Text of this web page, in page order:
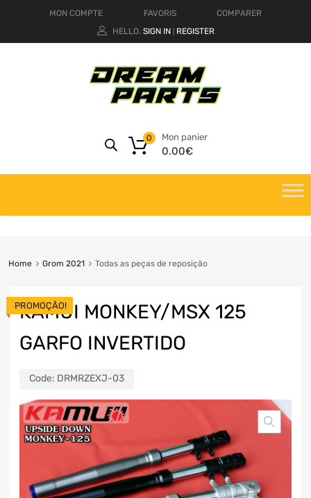
MON COMPTE FAVORIS
COMPARER
HELLO. SIGN IN REGISTER
Mon panier
0.00€
0
Home Grom 2021 Todas as peças de reposição
KAMUI MONKEY/MSX 125
GARFO INVERTIDO
Code: DRMRZEXJ-03
PROMOÇÃO!